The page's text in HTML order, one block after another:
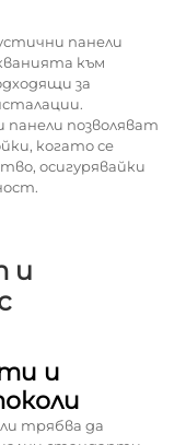
панели
към
за
позволяват
когато се
осигурявайки
и
и
трябва да